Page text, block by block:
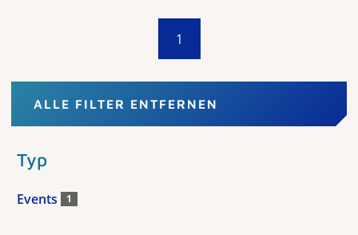
1
ALLE FILTER ENTFERNEN
Typ
Events 1